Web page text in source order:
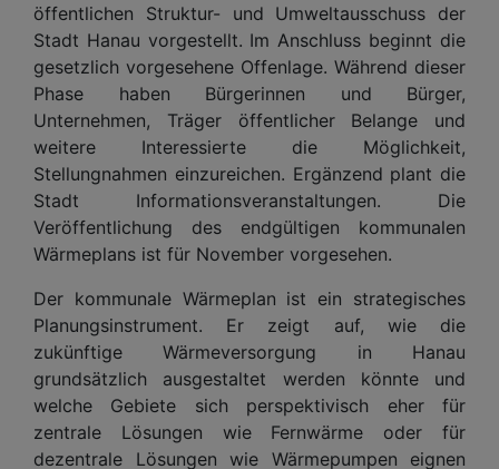
öffentlichen Struktur- und Umweltausschuss der
Stadt Hanau vorgestellt. Im Anschluss beginnt die
gesetzlich vorgesehene Offenlage. Während dieser
Phase haben Bürgerinnen und Bürger,
Unternehmen, Träger öffentlicher Belange und
weitere Interessierte die Möglichkeit,
Stellungnahmen einzureichen. Ergänzend plant die
Stadt Informationsveranstaltungen. Die
Veröffentlichung des endgültigen kommunalen
Wärmeplans ist für November vorgesehen.
Der kommunale Wärmeplan ist ein strategisches
Planungsinstrument. Er zeigt auf, wie die
zukünftige Wärmeversorgung in Hanau
grundsätzlich ausgestaltet werden könnte und
welche Gebiete sich perspektivisch eher für
zentrale Lösungen wie Fernwärme oder für
dezentrale Lösungen wie Wärmepumpen eignen